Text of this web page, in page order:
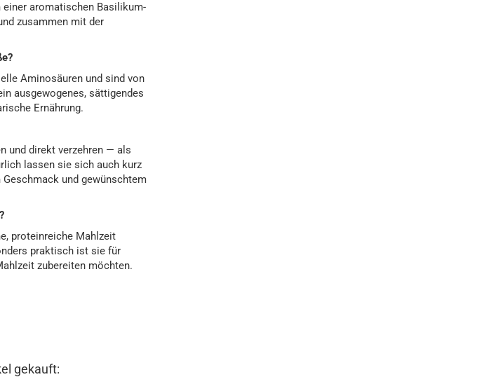
aromatischen Basilikum-
zusammen mit der
Aminosäuren und sind von
ausgewogenes, sättigendes
Ernährung.
und direkt verzehren — als
lassen sie sich auch kurz
und gewünschtem
proteinreiche Mahlzeit
praktisch ist sie für
zubereiten möchten.
gekauft: